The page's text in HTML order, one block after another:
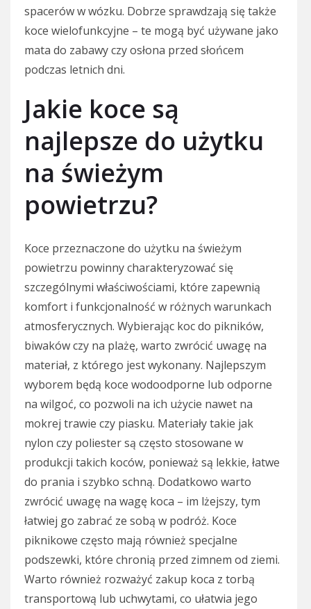
spacerów w wózku. Dobrze sprawdzają się także
koce wielofunkcyjne – te mogą być używane jako
mata do zabawy czy osłona przed słońcem
podczas letnich dni.
Jakie koce są
najlepsze do użytku
na świeżym
powietrzu?
Koce przeznaczone do użytku na świeżym
powietrzu powinny charakteryzować się
szczególnymi właściwościami, które zapewnią
komfort i funkcjonalność w różnych warunkach
atmosferycznych. Wybierając koc do pikników,
biwaków czy na plażę, warto zwrócić uwagę na
materiał, z którego jest wykonany. Najlepszym
wyborem będą koce wodoodporne lub odporne
na wilgoć, co pozwoli na ich użycie nawet na
mokrej trawie czy piasku. Materiały takie jak
nylon czy poliester są często stosowane w
produkcji takich koców, ponieważ są lekkie, łatwe
do prania i szybko schną. Dodatkowo warto
zwrócić uwagę na wagę koca – im lżejszy, tym
łatwiej go zabrać ze sobą w podróż. Koce
piknikowe często mają również specjalne
podszewki, które chronią przed zimnem od ziemi.
Warto również rozważyć zakup koca z torbą
transportową lub uchwytami, co ułatwia jego